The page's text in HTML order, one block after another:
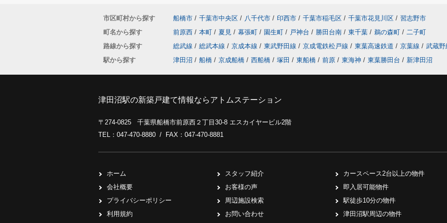
市区町村から探す 船橋市 / 千葉市中央区 / 八千代市 / 印西市 / 千葉市稲毛区 / 千葉市花見川区 / 習志野市
町名から探す
前原西 / 本町 / 夏見 / 幕張町 / 園生町 / 戸神台 / 勝田台南 / 東千葉 / 鵜の森町 / 二子町
路線から探す
総武線 / 総武本線 / 京成本線 / 東武野田線 / 京成電鉄松戸線 / 東葉高速鉄道 / 京葉線 / 武蔵野
駅から探す
津田沼 / 船橋 / 京成船橋 / 西船橋 / 塚田 / 東船橋 / 前原 / 東海神 / 東葉勝田台 / 新津田沼
津田沼駅の新築戸建て情報ならアトムステーション
〒274-0825 千葉県船橋市前原西２丁目30-8 エスカイヤービル2階
TEL：047-470-8880 / FAX：047-470-8881
ホーム
会社概要
プライバシーポリシー
利用規約
スタッフ紹介
お客様の声
周辺施設検索
お問い合わせ
カースペース2台以上の物件
即入居可能物件
駅徒歩10分の物件
津田沼駅周辺の物件